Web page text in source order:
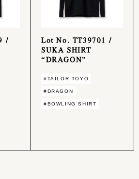
/
Lot No. TT39701 /
SUKA SHIRT
“DRAGON”
#TAILOR TOYO
#DRAGON
#BOWLING SHIRT